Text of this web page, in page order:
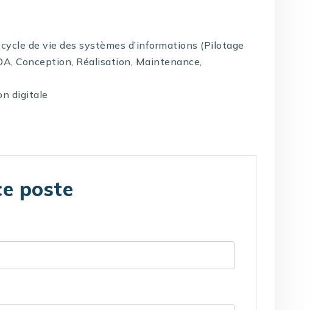
de vie des systèmes d’informations (Pilotage
Conception, Réalisation, Maintenance,
digitale
poste